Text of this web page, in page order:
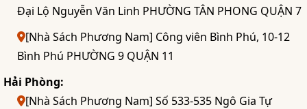
Đại Lộ Nguyễn Văn Linh PHƯỜNG TÂN PHONG QUẬN 7
[Nhà Sách Phương Nam] Công viên Bình Phú, 10-12
Bình Phú PHƯỜNG 9 QUẬN 11
Hải Phòng:
[Nhà Sách Phương Nam] Số 533-535 Ngô Gia Tự